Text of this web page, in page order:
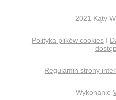
2021 Kąty
Polityka plików cookiesI
Regulamin strony
Wykonanie